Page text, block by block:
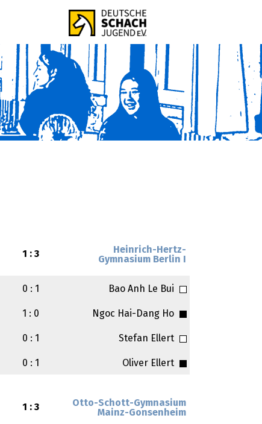
1 : 3
Heinrich-Hertz-
Gymnasium Berlin I
0 : 1 Bao Anh Le Bui
1 : 0 Ngoc Hai-Dang Ho
0 : 1 Stefan Ellert
0 : 1 Oliver Ellert
1 : 3
Otto-Schott-Gymnasium
Mainz-Gonsenheim